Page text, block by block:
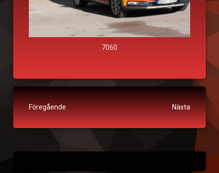
7060
Fortsätt läsa
Föregående Nästa